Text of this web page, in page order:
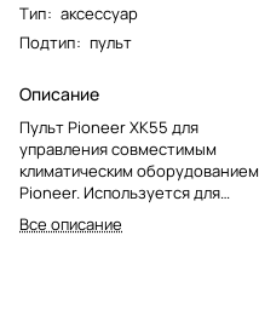
Тип: аксессуар
Подтип: пульт
Описание
Пульт Pioneer XK55 для
управления совместимым
климатическим оборудованием
Pioneer. Используется для
выбора режима, настройки
температуры и скорости
Все описание